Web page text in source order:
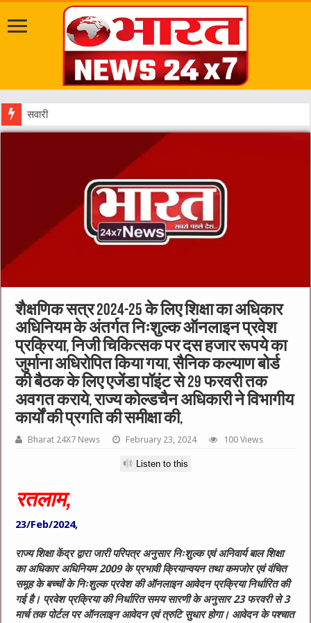
सवारी से पहले गड्ढे भरें, नालियाँ ढ
शैक्षणिक सत्र 2024-25 के लिए शिक्षा का अधिकार
अधिनियम के अंतर्गत निःशुल्क ऑनलाइन प्रवेश
प्रक्रिया, निजी चिकित्सक पर दस हजार रूपये का
जुर्माना अधिरोपित किया गया, सैनिक कल्याण बोर्ड
की बैठक के लिए एजेंडा पॉइंट से 29 फरवरी तक
अवगत कराये, राज्‍य कोल्‍डचैन अधिकारी ने विभागीय
कार्यों की प्रगति की समीक्षा की,
Bharat 24X7 News February 23, 2024 100 Views
Listen to this
रतलाम,
23/Feb/2024,
राज्य शिक्षा केंद्र द्वारा जारी परिपत्र अनुसार निःशुल्क एवं अनिवार्य बाल शिक्षा
का अधिकार अधिनियम 2009 के प्रभावी क्रियान्वयन तथा कमजोर एवं वंचित
समूह के बच्चों के निःशुल्क प्रवेश की ऑनलाइन आवेदन प्रक्रिया निर्धारित की
गई है। प्रवेश प्रक्रिया की निर्धारित समय सारणी के अनुसार 23 फरवरी से 3
मार्च तक पोर्टल पर ऑनलाइन आवेदन एवं त्रुटि सुधार होगा। आवेदन के पश्चात